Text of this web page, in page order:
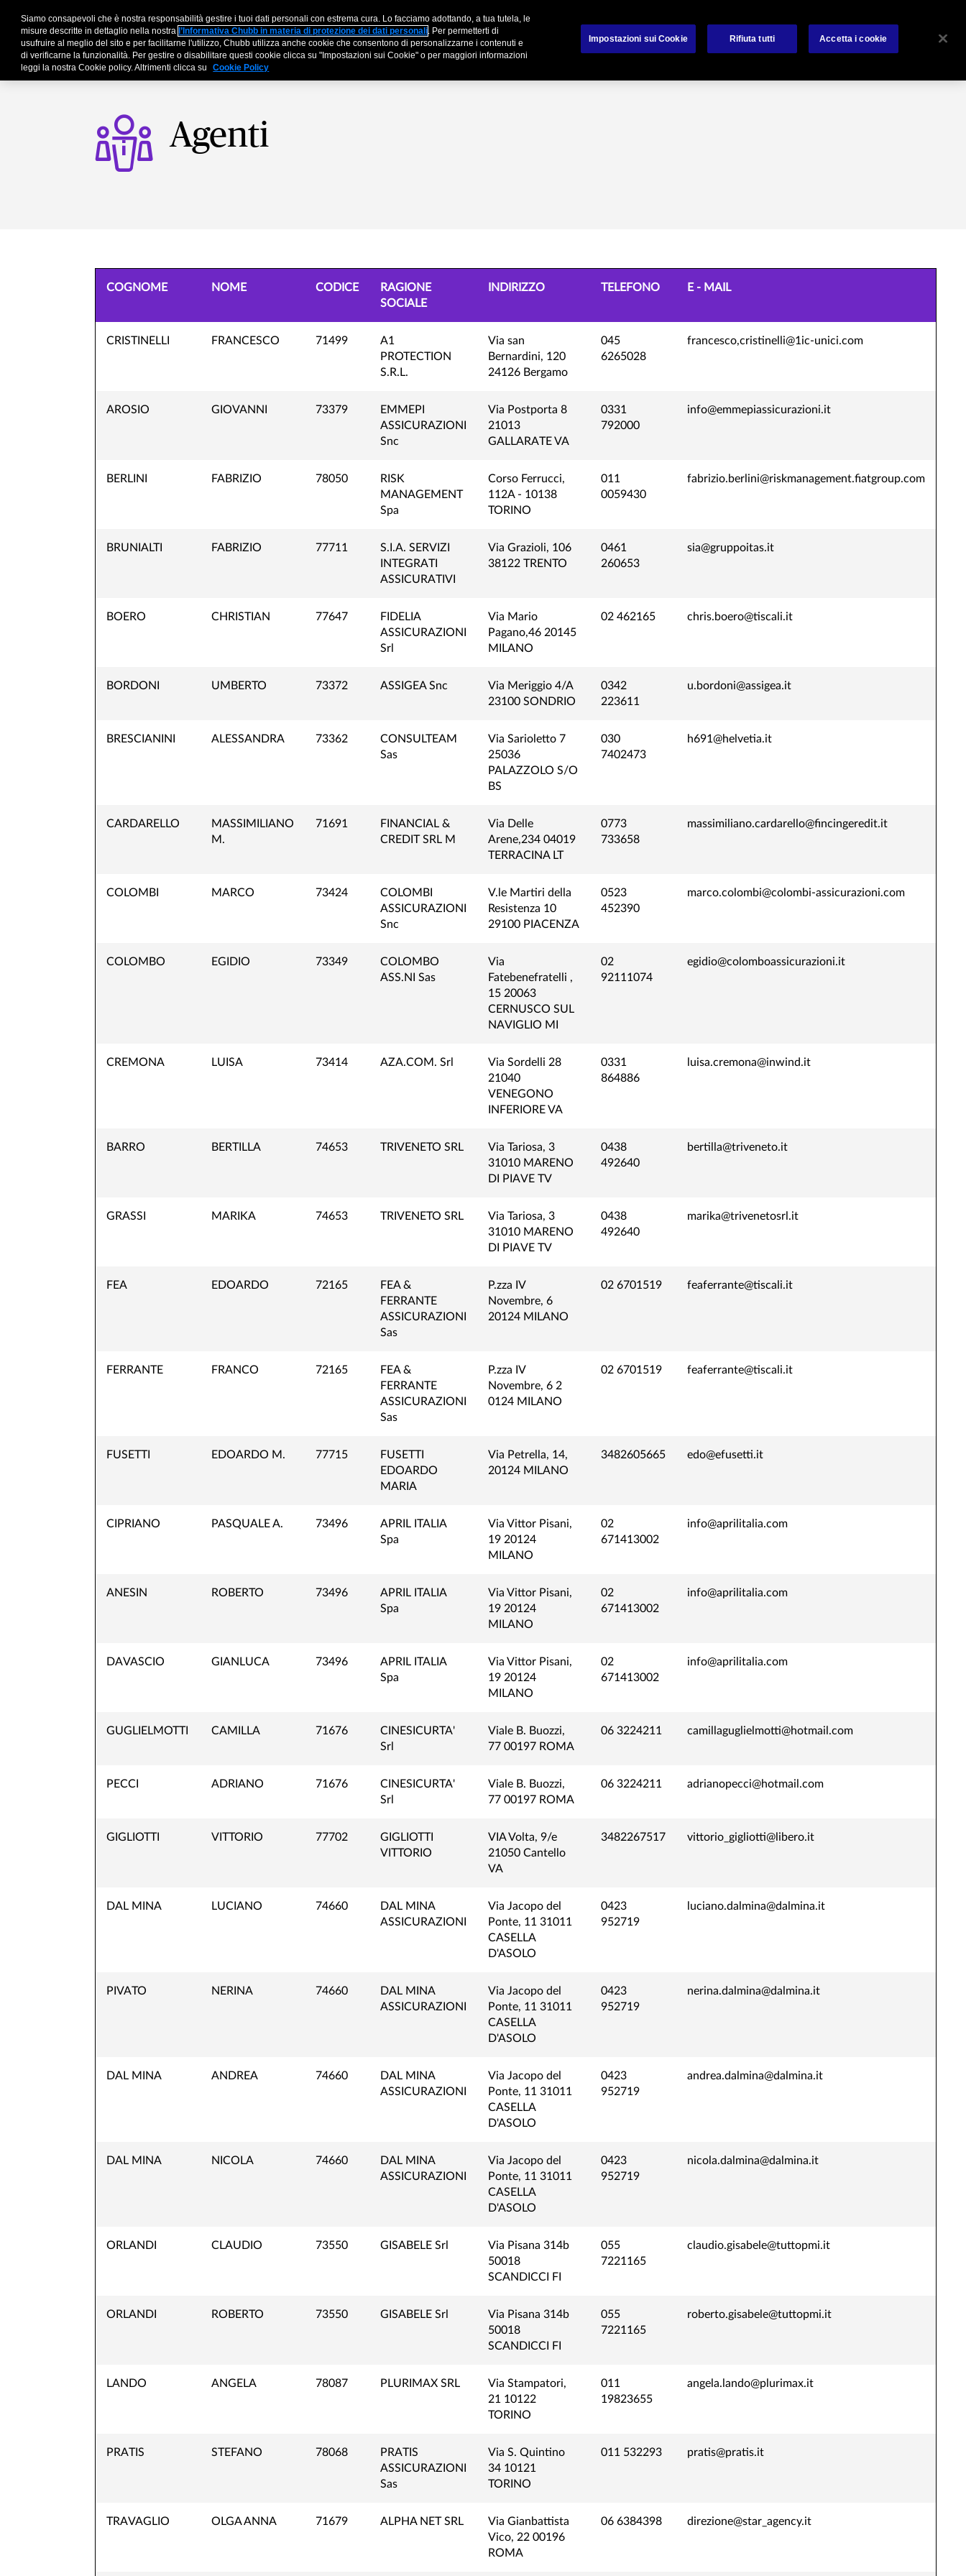
AziendeBrokerPartnerSinistri About usAvviso per i clientiReclamiContatti
Agenti
COGNOME NOME CODICE
RAGIONE
SOCIALE
INDIRIZZO TELEFONO E - MAIL
CRISTINELLI FRANCESCO 71499
A1
PROTECTION
S.R.L.
Via san
Bernardini, 120
24126 Bergamo
045
6265028
francesco,cristinelli@1ic-unici.com
AROSIO GIOVANNI 73379
EMMEPI
ASSICURAZIONI
Snc
Via Postporta 8
21013
GALLARATE VA
0331
792000
info@emmepiassicurazioni.it
BERLINI FABRIZIO 78050
RISK
MANAGEMENT
Spa
Corso Ferrucci,
112A - 10138
TORINO
011
0059430
fabrizio.berlini@riskmanagement.fiatgroup.com
BRUNIALTI FABRIZIO 77711
S.I.A. SERVIZI
INTEGRATI
ASSICURATIVI
Via Grazioli, 106
38122 TRENTO
0461
260653
sia@gruppoitas.it
BOERO CHRISTIAN 77647
FIDELIA
ASSICURAZIONI
Srl
Via Mario
Pagano,46 20145
MILANO
02 462165 chris.boero@tiscali.it
BORDONI UMBERTO 73372 ASSIGEA Snc
Via Meriggio 4/A
23100 SONDRIO
0342
223611
u.bordoni@assigea.it
BRESCIANINI ALESSANDRA 73362
CONSULTEAM
Sas
Via Sarioletto 7
25036
PALAZZOLO S/O
BS
030
7402473
h691@helvetia.it
CARDARELLO
MASSIMILIANO
M.
71691
FINANCIAL &
CREDIT SRL M
Via Delle
Arene,234 04019
TERRACINA LT
0773
733658
massimiliano.cardarello@fincingeredit.it
COLOMBI MARCO 73424
COLOMBI
ASSICURAZIONI
Snc
V.le Martiri della
Resistenza 10
29100 PIACENZA
0523
452390
marco.colombi@colombi-assicurazioni.com
COLOMBO EGIDIO 73349
COLOMBO
ASS.NI Sas
Via
Fatebenefratelli ,
15 20063
CERNUSCO SUL
NAVIGLIO MI
02
92111074
egidio@colomboassicurazioni.it
CREMONA LUISA 73414 AZA.COM. Srl
Via Sordelli 28
21040
VENEGONO
INFERIORE VA
0331
864886
luisa.cremona@inwind.it
BARRO BERTILLA 74653 TRIVENETO SRL
Via Tariosa, 3
31010 MARENO
DI PIAVE TV
0438
492640
bertilla@triveneto.it
GRASSI MARIKA 74653 TRIVENETO SRL
Via Tariosa, 3
31010 MARENO
DI PIAVE TV
0438
492640
marika@trivenetosrl.it
FEA EDOARDO 72165
FEA &
FERRANTE
ASSICURAZIONI
Sas
P.zza IV
Novembre, 6
20124 MILANO
02 6701519 feaferrante@tiscali.it
FERRANTE FRANCO 72165
FEA &
FERRANTE
ASSICURAZIONI
Sas
P.zza IV
Novembre, 6 2
0124 MILANO
02 6701519 feaferrante@tiscali.it
FUSETTI EDOARDO M. 77715
FUSETTI
EDOARDO
MARIA
Via Petrella, 14,
20124 MILANO
3482605665 edo@efusetti.it
CIPRIANO PASQUALE A. 73496
APRIL ITALIA
Spa
Via Vittor Pisani,
19 20124
MILANO
02
671413002
info@aprilitalia.com
ANESIN ROBERTO 73496
APRIL ITALIA
Spa
Via Vittor Pisani,
19 20124
MILANO
02
671413002
info@aprilitalia.com
DAVASCIO GIANLUCA 73496
APRIL ITALIA
Spa
Via Vittor Pisani,
19 20124
MILANO
02
671413002
info@aprilitalia.com
GUGLIELMOTTI CAMILLA 71676
CINESICURTA'
Srl
Viale B. Buozzi,
77 00197 ROMA
06 3224211 camillaguglielmotti@hotmail.com
PECCI ADRIANO 71676
CINESICURTA'
Srl
Viale B. Buozzi,
77 00197 ROMA
06 3224211 adrianopecci@hotmail.com
GIGLIOTTI VITTORIO 77702
GIGLIOTTI
VITTORIO
VIA Volta, 9/e
21050 Cantello
VA
3482267517 vittorio_gigliotti@libero.it
DAL MINA LUCIANO 74660
DAL MINA
ASSICURAZIONI
Via Jacopo del
Ponte, 11 31011
CASELLA
D'ASOLO
0423
952719
luciano.dalmina@dalmina.it
PIVATO NERINA 74660
DAL MINA
ASSICURAZIONI
Via Jacopo del
Ponte, 11 31011
CASELLA
D'ASOLO
0423
952719
nerina.dalmina@dalmina.it
DAL MINA ANDREA 74660
DAL MINA
ASSICURAZIONI
Via Jacopo del
Ponte, 11 31011
CASELLA
D'ASOLO
0423
952719
andrea.dalmina@dalmina.it
DAL MINA NICOLA 74660
DAL MINA
ASSICURAZIONI
Via Jacopo del
Ponte, 11 31011
CASELLA
D'ASOLO
0423
952719
nicola.dalmina@dalmina.it
ORLANDI CLAUDIO 73550 GISABELE Srl
Via Pisana 314b
50018
SCANDICCI FI
055
7221165
claudio.gisabele@tuttopmi.it
ORLANDI ROBERTO 73550 GISABELE Srl
Via Pisana 314b
50018
SCANDICCI FI
055
7221165
roberto.gisabele@tuttopmi.it
LANDO ANGELA 78087 PLURIMAX SRL
Via Stampatori,
21 10122
TORINO
011
19823655
angela.lando@plurimax.it
PRATIS STEFANO 78068
PRATIS
ASSICURAZIONI
Sas
Via S. Quintino
34 10121
TORINO
011 532293 pratis@pratis.it
TRAVAGLIO OLGA ANNA 71679 ALPHA NET SRL
Via Gianbattista
Vico, 22 00196
ROMA
06 6384398 direzione@star_agency.it
Siamo consapevoli che è nostra responsabilità gestire i tuoi dati personali con estrema cura. Lo facciamo adottando, a tua tutela, le
misure descritte in dettaglio nella nostra l’Informativa Chubb in materia di protezione dei dati personali. Per permetterti di
usufruire al meglio del sito e per facilitarne l'utilizzo, Chubb utilizza anche cookie che consentono di personalizzarne i contenuti e
di verificarne la funzionalità. Per gestire o disabilitare questi cookie clicca su "Impostazioni sui Cookie" o per maggiori informazioni
leggi la nostra Cookie policy. Altrimenti clicca su
Cookie Policy
Impostazioni sui Cookie Rifiuta tutti Accetta i cookie